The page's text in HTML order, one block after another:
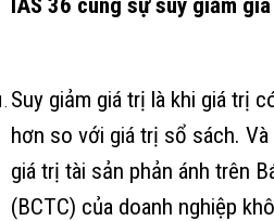
IAS 36 cùng sự suy giảm
Suy giảm giá trị là khi giá trị
hơn so với giá trị sổ sách.
giá trị tài sản phản ánh trên
(BCTC) của doanh nghiệp